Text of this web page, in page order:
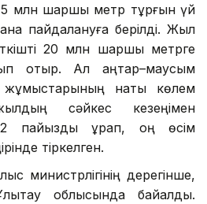
млн шаршы метр тұрғын үй
пайдалануға берілді. Жыл
20 млн шаршы метрге
отыр. Ал қаңтар–маусым
жұмыстарының нақты көлем
сәйкес кезеңімен
пайызды құрап, оң өсім
тіркелген.
министрлігінің дерегінше,
облысында байқалды.